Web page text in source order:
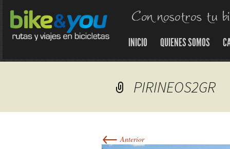
INICIO QUIENES SOMOS
PIRINEOS2GR
← Anterior